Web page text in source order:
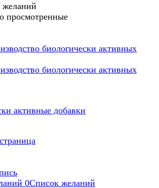
просмотренные
активные добавки
0Список желаний